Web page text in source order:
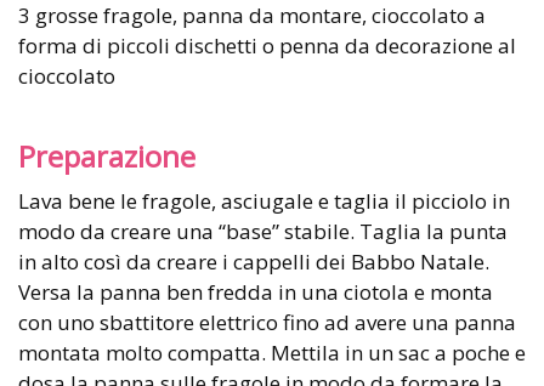
3 grosse fragole, panna da montare, cioccolato a
forma di piccoli dischetti o penna da decorazione al
cioccolato
Preparazione
Lava bene le fragole, asciugale e taglia il picciolo in
modo da creare una “base” stabile. Taglia la punta
in alto così da creare i cappelli dei Babbo Natale.
Versa la panna ben fredda in una ciotola e monta
con uno sbattitore elettrico fino ad avere una panna
montata molto compatta. Mettila in un sac a poche e